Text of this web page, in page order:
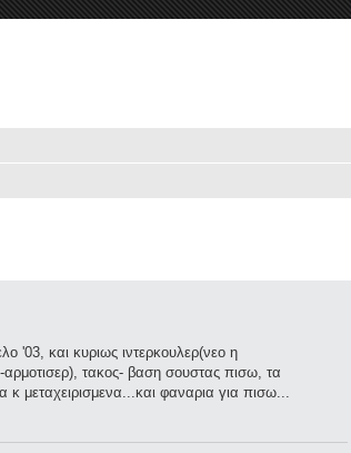
'03, και κυριως ιντερκουλερ(νεο η
τακος- βαση σουστας πισω, τα
φαναρια για πισω...